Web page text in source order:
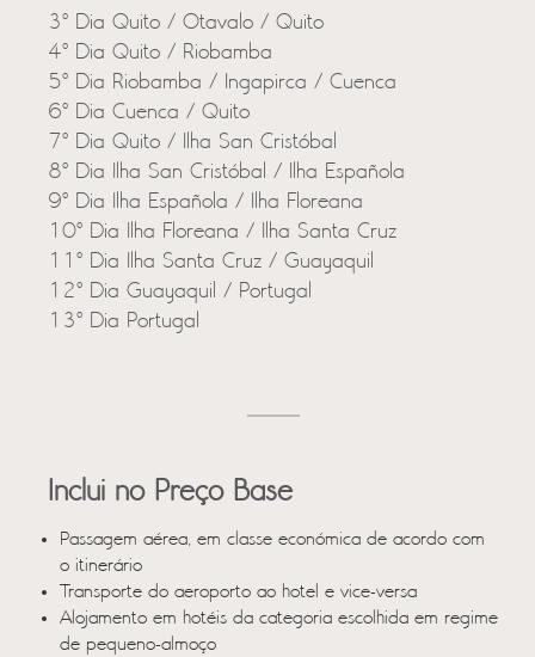
3º Dia Quito / Otavalo / Quito
4º Dia Quito / Riobamba
5º Dia Riobamba / Ingapirca / Cuenca
6º Dia Cuenca / Quito
7º Dia Quito / Ilha San Cristóbal
8º Dia Ilha San Cristóbal / Ilha Española
9º Dia Ilha Española / Ilha Floreana
10º Dia Ilha Floreana / Ilha Santa Cruz
11º Dia Ilha Santa Cruz / Guayaquil
12º Dia Guayaquil / Portugal
13º Dia Portugal
Inclui no Preço Base
Passagem aérea, em classe económica de acordo com
o itinerário
Transporte do aeroporto ao hotel e vice-versa
Alojamento em hotéis da categoria escolhida em regime
de pequeno-almoço